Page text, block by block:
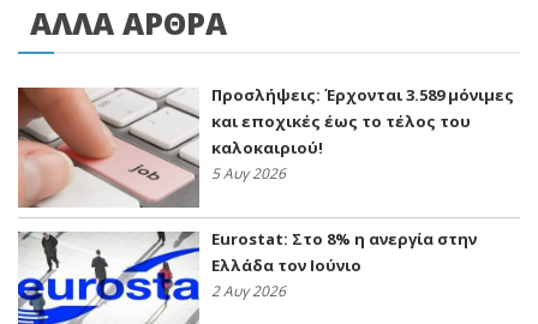
ΑΛΛΑ ΑΡΘΡΑ
Προσλήψεις: Έρχονται 3.589 μόνιμες
και εποχικές έως το τέλος του
καλοκαιριού!
5 Αυγ 2026
Eurostat: Στο 8% η ανεργία στην
Ελλάδα τον Ιούνιο
2 Αυγ 2026